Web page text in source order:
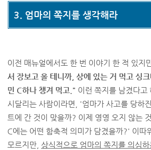
3. 엄마의 쪽지를 생각해라
이전 매뉴얼에서도 한 번 이야기 한 적 있지
서 장보고 올 테니까, 상에 있는 거 먹고 싱
민 C하나 챙겨 먹고." 이런 쪽지를 남겼다고
시달리는 사람이라면, '엄마가 사고를 당하
트에 간 것이 맞을까? 이제 영영 오지 않는
C에는 어떤 함축적 의미가 담겼을까?' 이따
모르지만, 상식적으로 엄마의 쪽지를 의심